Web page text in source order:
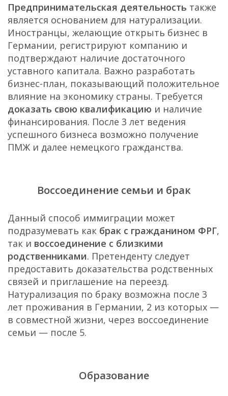
Предпринимательская деятельность также
является основанием для натурализации.
Иностранцы, желающие открыть бизнес в
Германии, регистрируют компанию и
подтверждают наличие достаточного
уставного капитала. Важно разработать
бизнес-план, показывающий положительное
влияние на экономику страны. Требуется
доказать свою квалификацию и наличие
финансирования. После 3 лет ведения
успешного бизнеса возможно получение
ПМЖ и далее немецкого гражданства.
Воссоединение семьи и брак
Данный способ иммиграции может
подразумевать как брак с гражданином ФРГ,
так и воссоединение с близкими
родственниками. Претенденту следует
предоставить доказательства родственных
связей и приглашение на переезд.
Натурализация по браку возможна после 3
лет проживания в Германии, 2 из которых —
в совместной жизни, через воссоединение
семьи — после 5.
Образование